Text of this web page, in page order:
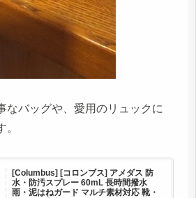
なバッグや、愛用のリュックに
[Columbus] [コロンブス] アメダス 防
水・防汚スプレー 60mL 長時間撥水
雨・泥はねガード マルチ素材対応 靴・